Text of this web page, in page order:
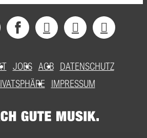
JOBS AGB DATENSCHUTZ
IMPRESSUM